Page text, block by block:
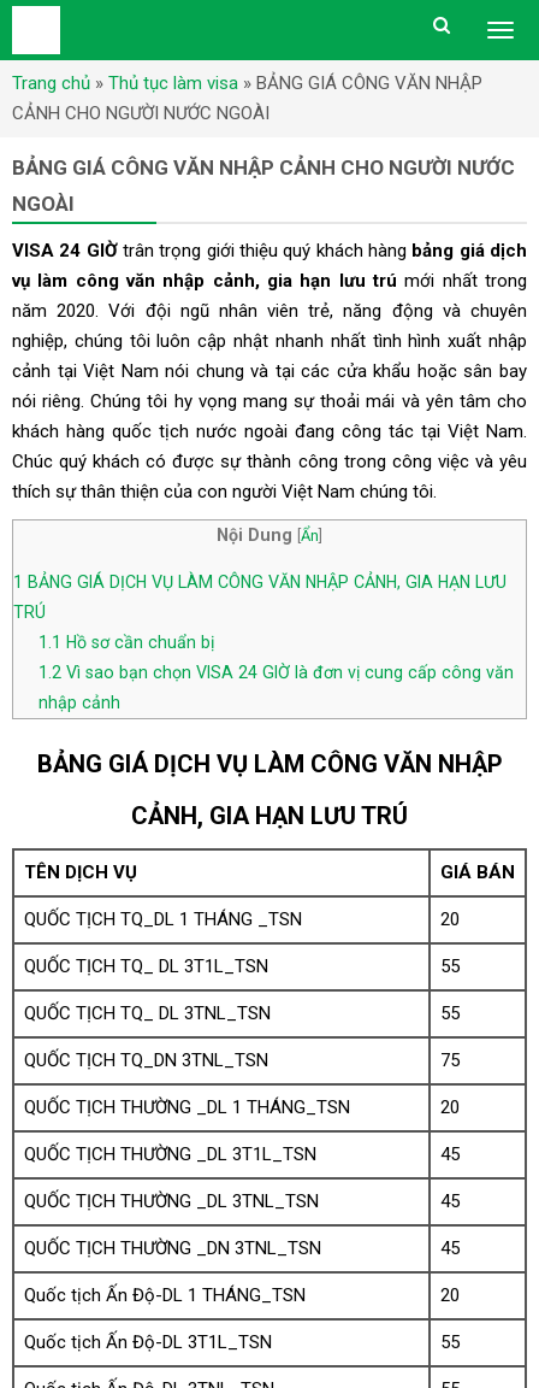
Trang chủ » Thủ tục làm visa » BẢNG GIÁ CÔNG VĂN NHẬP
CẢNH CHO NGƯỜI NƯỚC NGOÀI
BẢNG GIÁ CÔNG VĂN NHẬP CẢNH CHO NGƯỜI NƯỚC
NGOÀI
VISA 24 GIỜ trân trọng giới thiệu quý khách hàng bảng giá dịch
vụ làm công văn nhập cảnh, gia hạn lưu trú mới nhất trong
năm 2020. Với đội ngũ nhân viên trẻ, năng động và chuyên
nghiệp, chúng tôi luôn cập nhật nhanh nhất tình hình xuất nhập
cảnh tại Việt Nam nói chung và tại các cửa khẩu hoặc sân bay
nói riêng. Chúng tôi hy vọng mang sự thoải mái và yên tâm cho
khách hàng quốc tịch nước ngoài đang công tác tại Việt Nam.
Chúc quý khách có được sự thành công trong công việc và yêu
thích sự thân thiện của con người Việt Nam chúng tôi.
Nội Dung Ẩn
1 BẢNG GIÁ DỊCH VỤ LÀM CÔNG VĂN NHẬP CẢNH, GIA HẠN LƯU
TRÚ
1.1 Hồ sơ cần chuẩn bị
1.2 Vì sao bạn chọn VISA 24 GIỜ là đơn vị cung cấp công văn
nhập cảnh
BẢNG GIÁ DỊCH VỤ LÀM CÔNG VĂN NHẬP
CẢNH, GIA HẠN LƯU TRÚ
TÊN DỊCH VỤ GIÁ BÁN
QUỐC TỊCH TQ_DL 1 THÁNG _TSN 20
QUỐC TỊCH TQ_ DL 3T1L_TSN 55
QUỐC TỊCH TQ_ DL 3TNL_TSN 55
QUỐC TỊCH TQ_DN 3TNL_TSN 75
QUỐC TỊCH THƯỜNG _DL 1 THÁNG_TSN 20
QUỐC TỊCH THƯỜNG _DL 3T1L_TSN 45
QUỐC TỊCH THƯỜNG _DL 3TNL_TSN 45
QUỐC TỊCH THƯỜNG _DN 3TNL_TSN 45
Quốc tịch Ấn Độ-DL 1 THÁNG_TSN 20
Quốc tịch Ấn Độ-DL 3T1L_TSN 55